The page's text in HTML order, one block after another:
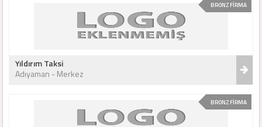
BRONZ FİRMA
Yıldırım Taksi
Adıyaman - Merkez
BRONZ FİRMA